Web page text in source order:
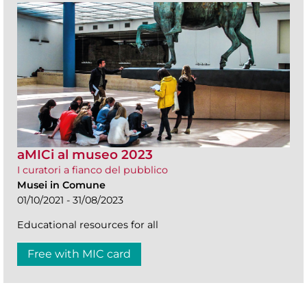
aMICi al museo 2023
I curatori a fianco del pubblico
Musei in Comune
01/10/2021 - 31/08/2023
Educational resources for all
Free with MIC card